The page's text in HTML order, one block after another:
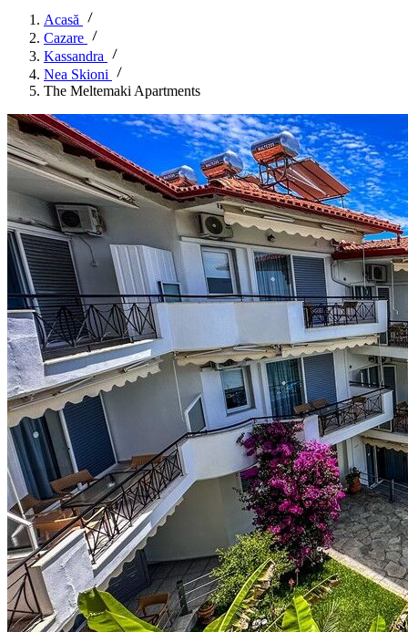
Acasă
Cazare
Kassandra
Nea Skioni
The Meltemaki Apartments